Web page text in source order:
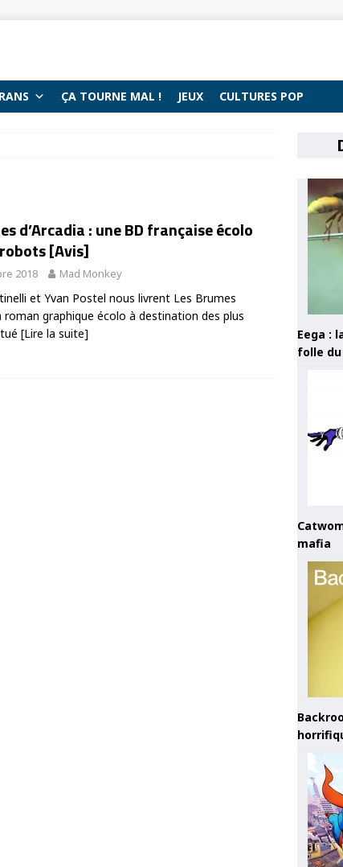
ÇA TOURNE MAL ! JEUX CULTURES POP
d’Arcadia : une BD française écolo
[Avis]
2018 Mad Monkey
et Yvan Postel nous livrent Les Brumes
roman graphique écolo à destination des plus
[Lire la suite]
Eega :
folle
mafia